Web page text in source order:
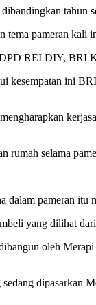
tahun
tema pameran kali
REI DIY, BRI
kesempatan ini
rumah selama
dalam pameran
yang dilihat
oleh